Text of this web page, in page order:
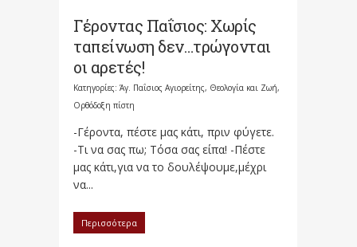
Γέροντας Παΐσιος: Χωρίς
ταπείνωση δεν…τρώγονται
οι αρετές!
Κατηγορίες: Άγ. Παΐσιος Αγιορείτης, Θεολογία και Ζωή,
Ορθόδοξη πίστη
-Γέροντα, πέστε μας κάτι, πριν φύγετε.
-Τι να σας πω; Τόσα σας είπα! -Πέστε
μας κάτι,για να το δουλέψουμε,μέχρι
να...
Περισσότερα